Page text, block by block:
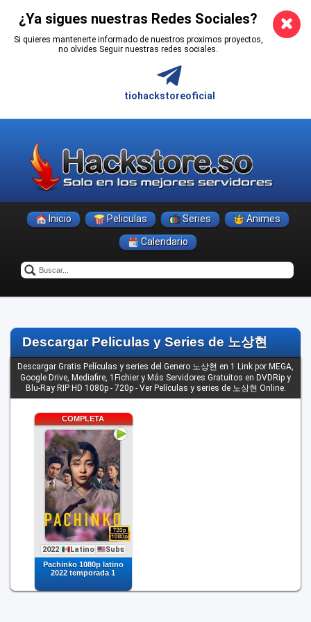
¿Ya sigues nuestras Redes Sociales?
Si quieres mantenerte informado de nuestros proximos proyectos,
no olvides Seguir nuestras redes sociales.
tiohackstoreoficial
Inicio Peliculas Series Animes
Calendario
Descargar Peliculas y Series de 노상현
Descargar Gratis Películas y series del Genero 노상현 en 1 Link por MEGA,
Google Drive, Mediafire, 1Fichier y Más Servidores Gratuitos en DVDRip y
Blu-Ray RIP HD 1080p - 720p - Ver Películas y series de 노상현 Online.
2022 Latino Subs
Pachinko 1080p latino
2022 temporada 1